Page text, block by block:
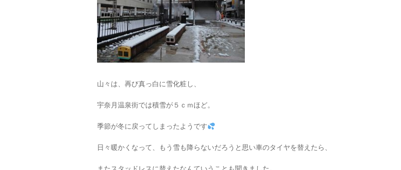
山々は、再び真っ白に雪化粧し、
宇奈月温泉街では積雪が５ｃｍほど。
季節が冬に戻ってしまったようです
日々暖かくなって、もう雪も降らないだろうと思い車のタイヤを替えたら、